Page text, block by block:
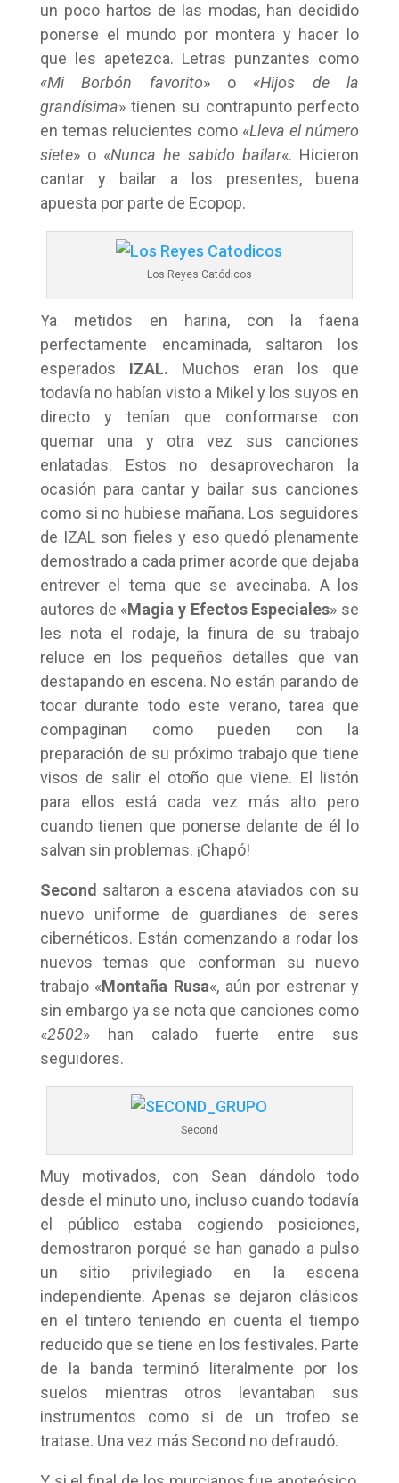
un poco hartos de las modas, han decidido
ponerse el mundo por montera y hacer lo
que les apetezca. Letras punzantes como
«Mi Borbón favorito» o «Hijos de la
grandísima» tienen su contrapunto perfecto
en temas relucientes como «Lleva el número
siete» o «Nunca he sabido bailar«. Hicieron
cantar y bailar a los presentes, buena
apuesta por parte de Ecopop.
Los Reyes Catódicos
Ya metidos en harina, con la faena
perfectamente encaminada, saltaron los
esperados IZAL. Muchos eran los que
todavía no habían visto a Mikel y los suyos en
directo y tenían que conformarse con
quemar una y otra vez sus canciones
enlatadas. Estos no desaprovecharon la
ocasión para cantar y bailar sus canciones
como si no hubiese mañana. Los seguidores
de IZAL son fieles y eso quedó plenamente
demostrado a cada primer acorde que dejaba
entrever el tema que se avecinaba. A los
autores de «Magia y Efectos Especiales» se
les nota el rodaje, la finura de su trabajo
reluce en los pequeños detalles que van
destapando en escena. No están parando de
tocar durante todo este verano, tarea que
compaginan como pueden con la
preparación de su próximo trabajo que tiene
visos de salir el otoño que viene. El listón
para ellos está cada vez más alto pero
cuando tienen que ponerse delante de él lo
salvan sin problemas. ¡Chapó!
Second saltaron a escena ataviados con su
nuevo uniforme de guardianes de seres
cibernéticos. Están comenzando a rodar los
nuevos temas que conforman su nuevo
trabajo «Montaña Rusa«, aún por estrenar y
sin embargo ya se nota que canciones como
«2502» han calado fuerte entre sus
seguidores.
Second
Muy motivados, con Sean dándolo todo
desde el minuto uno, incluso cuando todavía
el público estaba cogiendo posiciones,
demostraron porqué se han ganado a pulso
un sitio privilegiado en la escena
independiente. Apenas se dejaron clásicos
en el tintero teniendo en cuenta el tiempo
reducido que se tiene en los festivales. Parte
de la banda terminó literalmente por los
suelos mientras otros levantaban sus
instrumentos como si de un trofeo se
tratase. Una vez más Second no defraudó.